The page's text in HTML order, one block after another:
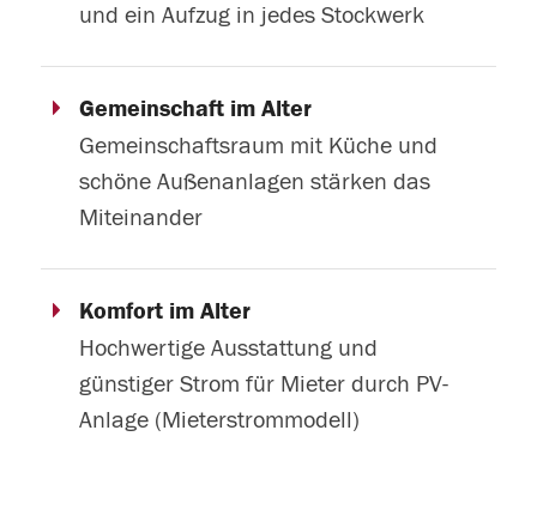
und ein Aufzug in jedes Stockwerk
Gemeinschaft im Alter
Gemeinschaftsraum mit Küche und
schöne Außenanlagen stärken das
Miteinander
Komfort im Alter
Hochwertige Ausstattung und
günstiger Strom für Mieter durch PV-
Anlage (Mieterstrommodell)